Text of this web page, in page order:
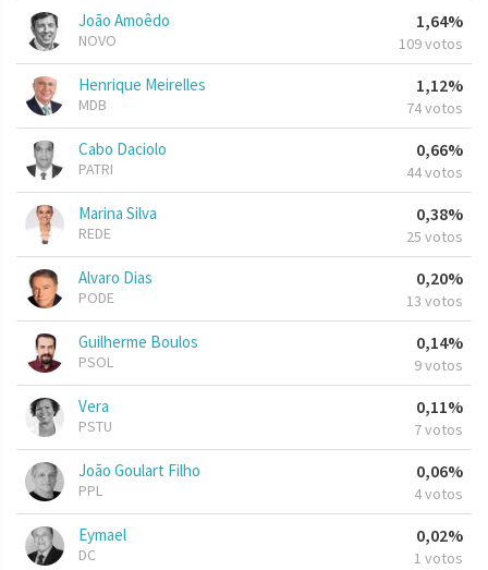
João Amoêdo
NOVO
1,64%
109 votos
Henrique Meirelles
MDB
1,12%
74 votos
Cabo Daciolo
PATRI
0,66%
44 votos
Marina Silva
REDE
0,38%
25 votos
Alvaro Dias
PODE
0,20%
13 votos
Guilherme Boulos
PSOL
0,14%
9 votos
Vera
PSTU
0,11%
7 votos
João Goulart Filho
PPL
0,06%
4 votos
Eymael
DC
0,02%
1 votos